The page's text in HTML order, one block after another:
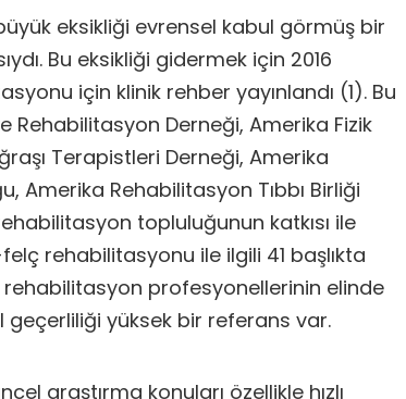
eksikliği evrensel kabul görmüş bir
Bu eksikliği gidermek için 2016
için klinik rehber yayınlandı (1). Bu
Rehabilitasyon Derneği, Amerika Fizik
Terapistleri Derneği, Amerika
Amerika Rehabilitasyon Tıbbı Birliği
topluluğunun katkısı ile
rehabilitasyonu ile ilgili 41 başlıkta
rehabilitasyon profesyonellerinin elinde
geçerliliği yüksek bir referans var.
araştırma konuları özellikle hızlı